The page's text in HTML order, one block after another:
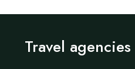
Travel agencies